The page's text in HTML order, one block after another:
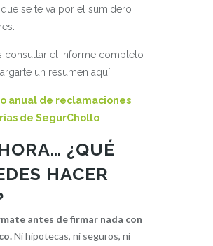
se te va por el sumidero
consultar el informe completo
un resumen aquí:
anual de reclamaciones
de SegurChollo
¿QUÉ
HACER
antes de firmar nada con
Ni hipotecas, ni seguros, ni